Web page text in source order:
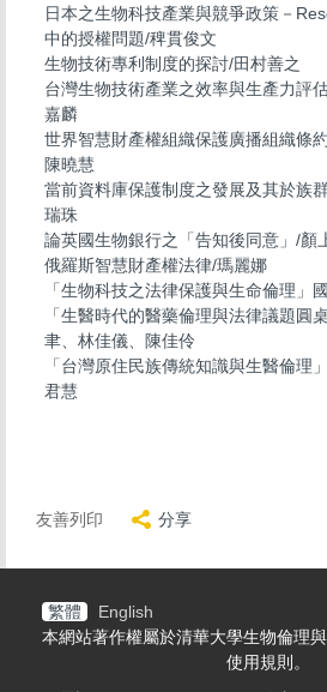
日本之生物科技產業與競爭政策－
中的授權問題/稗貫俊文
生物技術專利制度的探討/田村善之
台灣生物技術產業之效率與生產力評
嘉麟
世界智慧財產權組織保護廣播組織條
陳曉慧
當前資料庫保護制度之發展及其於族
瑞珠
論英國生物銀行之「告知後同意」/顏
俄羅斯智慧財產權法律/瑪麗娜
「生物科技之法律保護與生命倫理」
「生醫時代的醫藥倫理與法律議題圓
聿、林佳儀、陳佳伶
「台灣原住民族傳統知識與生醫倫理
君慧
友善列印 分享
繁體
English
本網站著作權屬於清華大學生物倫理
使用規則 。